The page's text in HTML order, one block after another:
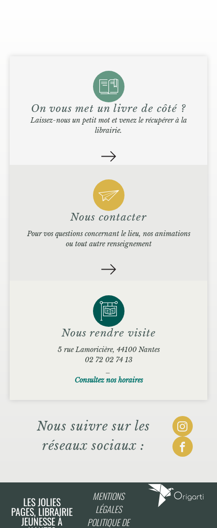
On vous met un livre de côté ?
Laissez-nous un petit mot et venez le récupérer à la
librairie.
Nous rendre visite
5 rue Lamoricière, 44100 Nantes
02 72 02 74 13
Consultez nos horaires
Nous contacter
Pour vos questions concernant le lieu, nos animations
ou tout autre renseignement
Nous suivre sur les
réseaux sociaux :
LES JOLIES
PAGES, LIBRAIRIE
JEUNESSE À
MENTIONS
LÉGALES
POLITIQUE DE